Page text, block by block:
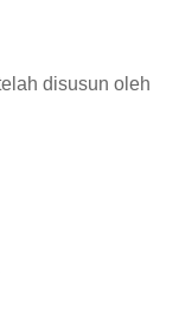
disusun oleh